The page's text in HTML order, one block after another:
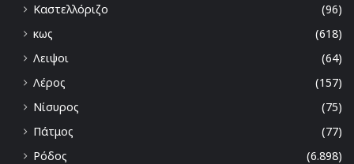
Καστελλόριζο
(96)
κως
(618)
Λειψοι
(64)
Λέρος
(157)
Νίσυρος
(75)
Πάτμος
(77)
Ρόδος
(6.898)